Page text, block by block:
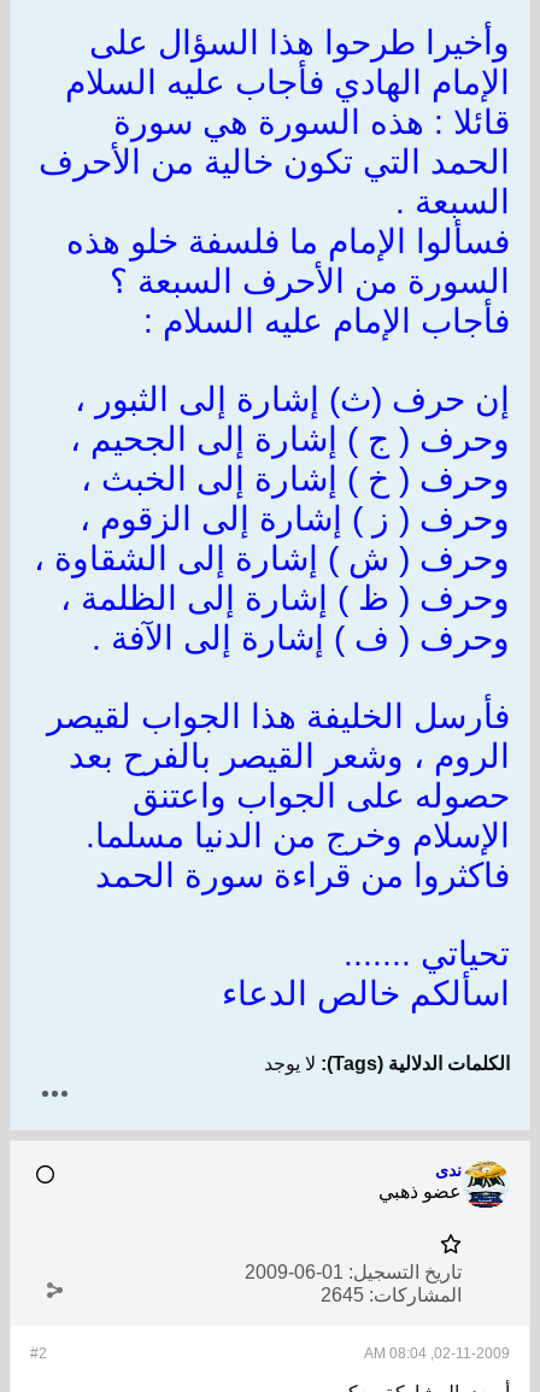
وأخيرا طرحوا هذا السؤال على
الإمام الهادي فأجاب عليه السلام
قائلا : هذه السورة هي سورة
الحمد التي تكون خالية من الأحرف
السبعة .
فسألوا الإمام ما فلسفة خلو هذه
السورة من الأحرف السبعة ؟
فأجاب الإمام عليه السلام :
إن حرف (ث) إشارة إلى الثبور ،
وحرف ( ج ) إشارة إلى الجحيم ،
وحرف ( خ ) إشارة إلى الخبث ،
وحرف ( ز ) إشارة إلى الزقوم ،
وحرف ( ش ) إشارة إلى الشقاوة ،
وحرف ( ظ ) إشارة إلى الظلمة ،
وحرف ( ف ) إشارة إلى الآفة .
فأرسل الخليفة هذا الجواب لقيصر
الروم ، وشعر القيصر بالفرح بعد
حصوله على الجواب واعتنق
الإسلام وخرج من الدنيا مسلما.
فاكثروا من قراءة سورة الحمد
تحياتي .......
اسألكم خالص الدعاء
الكلمات الدلالية (Tags): لا يوجد
ندى
عضو ذهبي
تاريخ التسجيل: 01-06-2009
المشاركات: 2645
#2 02-11-2009, 08:04 AM